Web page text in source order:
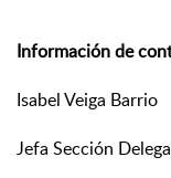
Información de
Isabel Veiga Barrio
Jefa Sección